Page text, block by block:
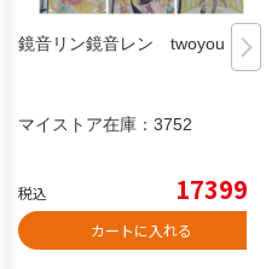
鏡音リン鏡音レン twoyou
マイストア在庫： 3752
税込 17399
カートに入れる